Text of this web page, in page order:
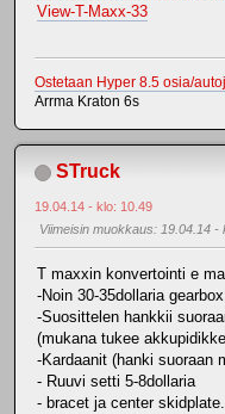
View-T-Maxx-33
Ostetaan Hyper 8.5 osia/
Arrma Kraton 6s
STruck
19.04.14 - klo: 10.49
Viimeisin muokkaus: 19.04.14 -
T maxxin konvertointi e
-Noin 30-35dollaria gearbox
-Suosittelen hankkii
(mukana tukee
-Kardaanit (hanki suoraan
- Ruuvi setti 5-8dollaria
- bracet ja center